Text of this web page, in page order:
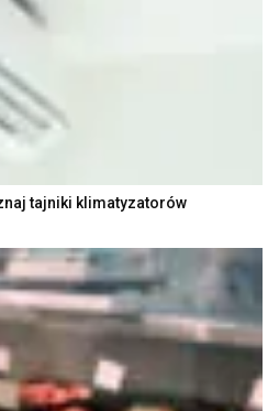
tajniki klimatyzatorów